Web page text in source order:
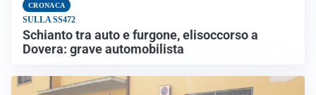
CRONACA
SULLA SS472
Schianto tra auto e furgone, elisoccorso a
Dovera: grave automobilista